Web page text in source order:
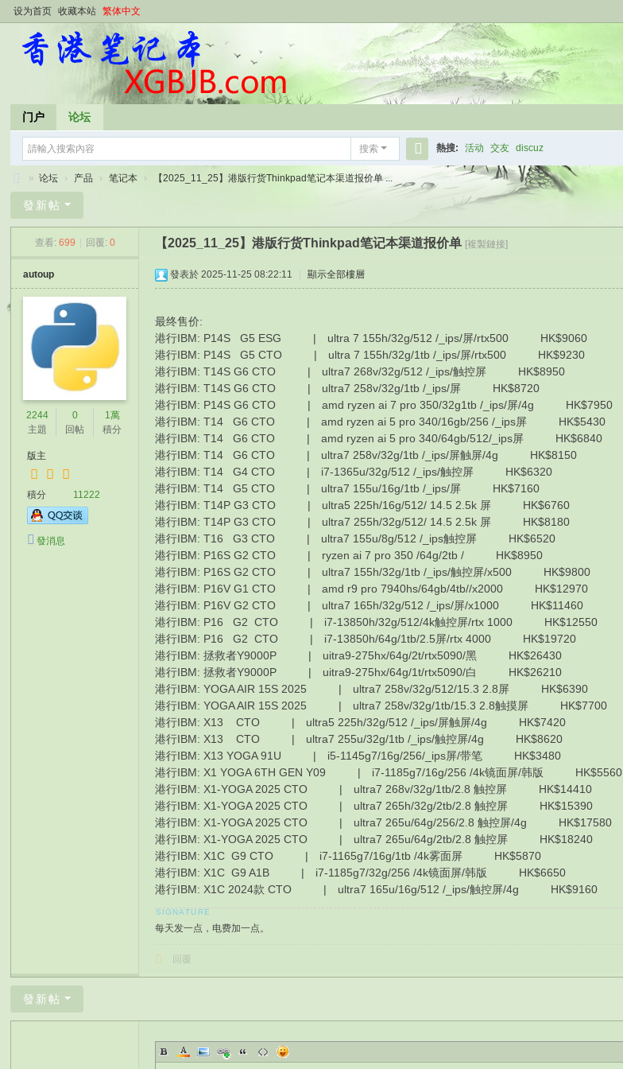
设为首页 收藏本站 繁体中文
门户 论坛
搜索
索
熱搜: 活动 交友 discuz
香
港
记
本
» 论坛 › 产品 › 笔记本 › 【2025_11_25】港版行货Thinkpad笔记本渠道报价单 ...
發新帖
查看: 699 回覆: 0 【2025_11_25】港版行货Thinkpad笔记本渠道报价单 [複製鏈接]
autoup
2244
主題
0
回帖
1萬
積分
版主
積分 11222
發消息
發表於 2025-11-25 08:22:11 顯示全部樓層
最终售价:
港行IBM: P14S G5 ESG | ultra 7 155h/32g/512 /_ips/屏/rtx500 HK$9060
港行IBM: P14S G5 CTO | ultra 7 155h/32g/1tb /_ips/屏/rtx500 HK$9230
港行IBM: T14S G6 CTO | ultra7 268v/32g/512 /_ips/触控屏 HK$8950
港行IBM: T14S G6 CTO | ultra7 258v/32g/1tb /_ips/屏 HK$8720
港行IBM: P14S G6 CTO | amd ryzen ai 7 pro 350/32g1tb /_ips/屏/4g HK$7950
港行IBM: T14 G6 CTO | amd ryzen ai 5 pro 340/16gb/256 /_ips屏 HK$5430
港行IBM: T14 G6 CTO | amd ryzen ai 5 pro 340/64gb/512/_ips屏 HK$6840
港行IBM: T14 G6 CTO | ultra7 258v/32g/1tb /_ips/屏触屏/4g HK$8150
港行IBM: T14 G4 CTO | i7-1365u/32g/512 /_ips/触控屏 HK$6320
港行IBM: T14 G5 CTO | ultra7 155u/16g/1tb /_ips/屏 HK$7160
港行IBM: T14P G3 CTO | ultra5 225h/16g/512/ 14.5 2.5k 屏 HK$6760
港行IBM: T14P G3 CTO | ultra7 255h/32g/512/ 14.5 2.5k 屏 HK$8180
港行IBM: T16 G3 CTO | ultra7 155u/8g/512 /_ips触控屏 HK$6520
港行IBM: P16S G2 CTO | ryzen ai 7 pro 350 /64g/2tb / HK$8950
港行IBM: P16S G2 CTO | ultra7 155h/32g/1tb /_ips/触控屏/x500 HK$9800
港行IBM: P16V G1 CTO | amd r9 pro 7940hs/64gb/4tb//x2000 HK$12970
港行IBM: P16V G2 CTO | ultra7 165h/32g/512 /_ips/屏/x1000 HK$11460
港行IBM: P16 G2 CTO | i7-13850h/32g/512/4k触控屏/rtx 1000 HK$12550
港行IBM: P16 G2 CTO | i7-13850h/64g/1tb/2.5屏/rtx 4000 HK$19720
港行IBM: 拯救者Y9000P | uitra9-275hx/64g/2t/rtx5090/黑 HK$26430
港行IBM: 拯救者Y9000P | uitra9-275hx/64g/1t/rtx5090/白 HK$26210
港行IBM: YOGA AIR 15S 2025 | ultra7 258v/32g/512/15.3 2.8屏 HK$6390
港行IBM: YOGA AIR 15S 2025 | ultra7 258v/32g/1tb/15.3 2.8触摸屏 HK$7700
港行IBM: X13 CTO | ultra5 225h/32g/512 /_ips/屏触屏/4g HK$7420
港行IBM: X13 CTO | ultra7 255u/32g/1tb /_ips/触控屏/4g HK$8620
港行IBM: X13 YOGA 91U | i5-1145g7/16g/256/_ips屏/带笔 HK$3480
港行IBM: X1 YOGA 6TH GEN Y09 | i7-1185g7/16g/256 /4k镜面屏/韩版 HK$5560
港行IBM: X1-YOGA 2025 CTO | ultra7 268v/32g/1tb/2.8 触控屏 HK$14410
港行IBM: X1-YOGA 2025 CTO | ultra7 265h/32g/2tb/2.8 触控屏 HK$15390
港行IBM: X1-YOGA 2025 CTO | ultra7 265u/64g/256/2.8 触控屏/4g HK$17580
港行IBM: X1-YOGA 2025 CTO | ultra7 265u/64g/2tb/2.8 触控屏 HK$18240
港行IBM: X1C G9 CTO | i7-1165g7/16g/1tb /4k雾面屏 HK$5870
港行IBM: X1C G9 A1B | i7-1185g7/32g/256 /4k镜面屏/韩版 HK$6650
港行IBM: X1C 2024款 CTO | ultra7 165u/16g/512 /_ips/触控屏/4g HK$9160
每天发一点，电费加一点。
回覆
發新帖